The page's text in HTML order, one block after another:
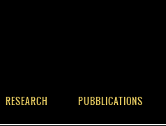
RESEARCH PUBBLICATIONS